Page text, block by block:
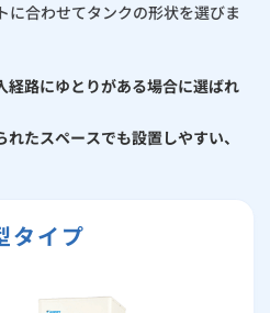
に合わせてタンクの形状を選びま
経路にゆとりがある場合に選ばれ
たスペースでも設置しやすい、
タイプ